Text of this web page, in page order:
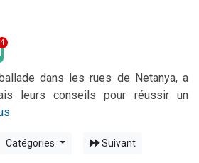
2 personnes viennent de nous rejoindre sur WhatsApp
4
dans les rues de Netanya, a
leurs conseils pour réussir un
Catégories Suivant